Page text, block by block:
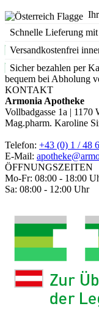
Schnelle Lieferung mit
Versandkostenfrei
Sicher bezahlen per
bequem bei Abholung
KONTAKT
Armonia Apotheke
Vollbadgasse 1a | 1170
Mag.pharm. Karoline
Telefon: +43 (0) 1 / 48
E-Mail:
ÖFFNUNGSZEITEN
Mo-Fr: 08:00 - 18:00
Sa: 08:00 - 12:00 Uhr